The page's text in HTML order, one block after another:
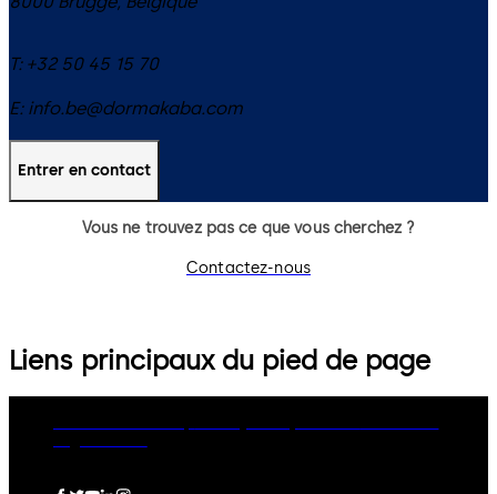
T: +32 50 45 15 70
E: info.be@dormakaba.com
Entrer en contact
Vous ne trouvez pas ce que vous cherchez ?
Contactez-nous
Liens principaux du pied de page